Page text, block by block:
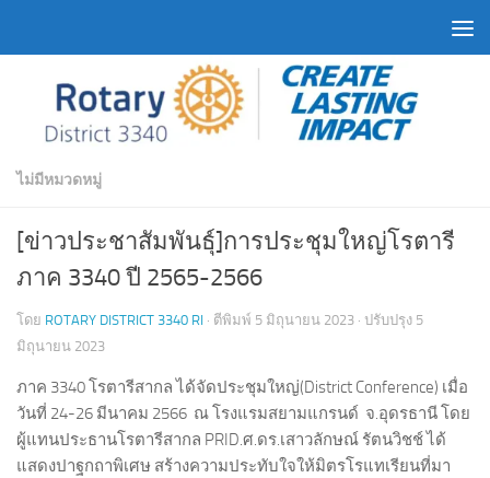
ไม่มีหมวดหมู่
[ข่าวประชาสัมพันธุ์]การประชุมใหญ่โรตารี
ภาค 3340 ปี 2565-2566
โดย ROTARY DISTRICT 3340 RI · ตีพิมพ์ 5 มิถุนายน 2023 · ปรับปรุง 5
มิถุนายน 2023
ภาค 3340 โรตารีสากล ได้จัดประชุมใหญ่(District Conference) เมื่อ
วันที่ 24-26 มีนาคม 2566 ณ โรงแรมสยามแกรนด์ จ.อุดรธานี โดย
ผู้แทนประธานโรตารีสากล PRID.ศ.ดร.เสาวลักษณ์ รัตนวิชช์ ได้
แสดงปาฐกถาพิเศษ สร้างความประทับใจให้มิตรโรแทเรียนที่มา